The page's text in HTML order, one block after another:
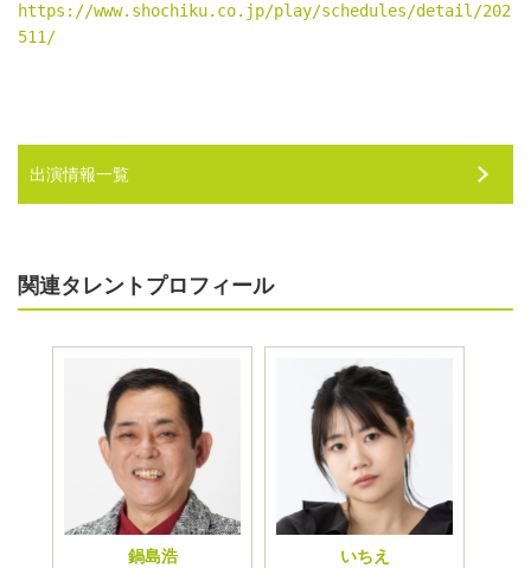
https://www.shochiku.co.jp/play/schedules/detail/202
511/
出演情報一覧
関連タレントプロフィール
鍋島浩 いちえ